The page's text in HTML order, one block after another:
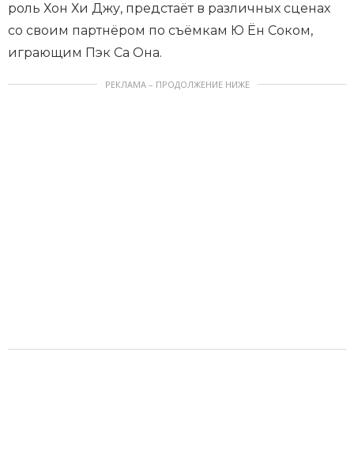
роль Хон Хи Джу, предстаёт в различных сценах
со своим партнёром по съёмкам Ю Ён Соком,
играющим Пэк Са Она.
РЕКЛАМА – ПРОДОЛЖЕНИЕ НИЖЕ